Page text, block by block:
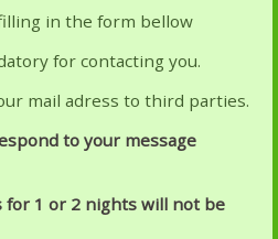
in the form bellow
for contacting you.
mail adress to third parties.
to your message
for 1 or 2 nights will not be